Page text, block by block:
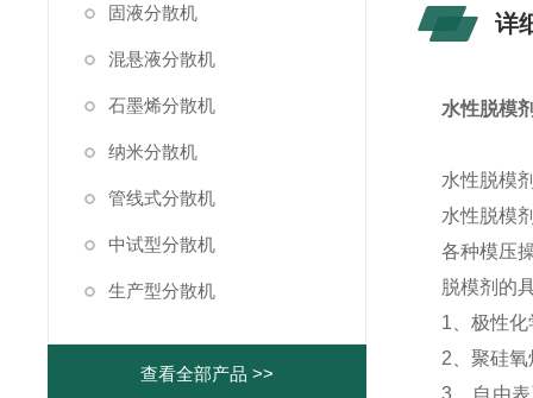
固液分散机
混悬液分散机
石墨烯分散机
纳米分散机
管线式分散机
中试型分散机
生产型分散机
查看全部产品 >>
详
水性脱模
水性脱模
水性脱模
各种模压
脱模剂的
1、极性
2、聚硅
3、自由